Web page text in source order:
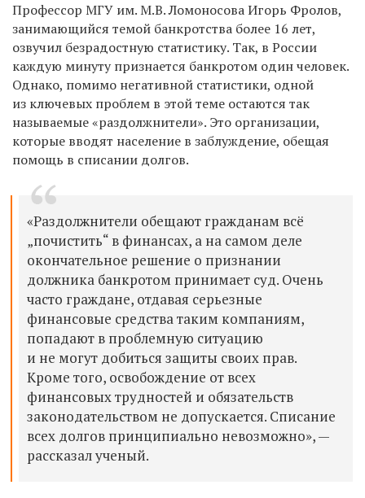
Профессор МГУ им. М.В. Ломоносова Игорь Фролов,
занимающийся темой банкротства более 16 лет,
озвучил безрадостную статистику. Так, в России
каждую минуту признается банкротом один человек.
Однако, помимо негативной статистики, одной
из ключевых проблем в этой теме остаются так
называемые «раздолжнители». Это организации,
которые вводят население в заблуждение, обещая
помощь в списании долгов.
«Раздолжнители обещают гражданам всё
„почистить“ в финансах, а на самом деле
окончательное решение о признании
должника банкротом принимает суд. Очень
часто граждане, отдавая серьезные
финансовые средства таким компаниям,
попадают в проблемную ситуацию
и не могут добиться защиты своих прав.
Кроме того, освобождение от всех
финансовых трудностей и обязательств
законодательством не допускается. Списание
всех долгов принципиально невозможно», —
рассказал ученый.